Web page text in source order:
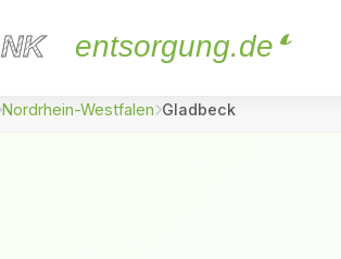
entsorgung.de
Nordrhein-Westfalen Gladbeck